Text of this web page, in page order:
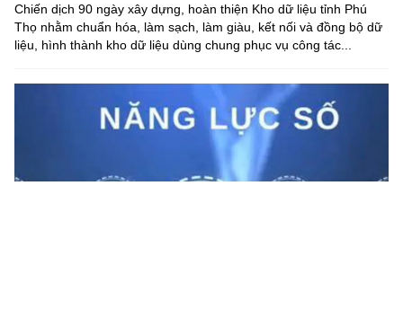
Chiến dịch 90 ngày xây dựng, hoàn thiện Kho dữ liệu tỉnh Phú
Thọ nhằm chuẩn hóa, làm sạch, làm giàu, kết nối và đồng bộ dữ
liệu, hình thành kho dữ liệu dùng chung phục vụ công tác...